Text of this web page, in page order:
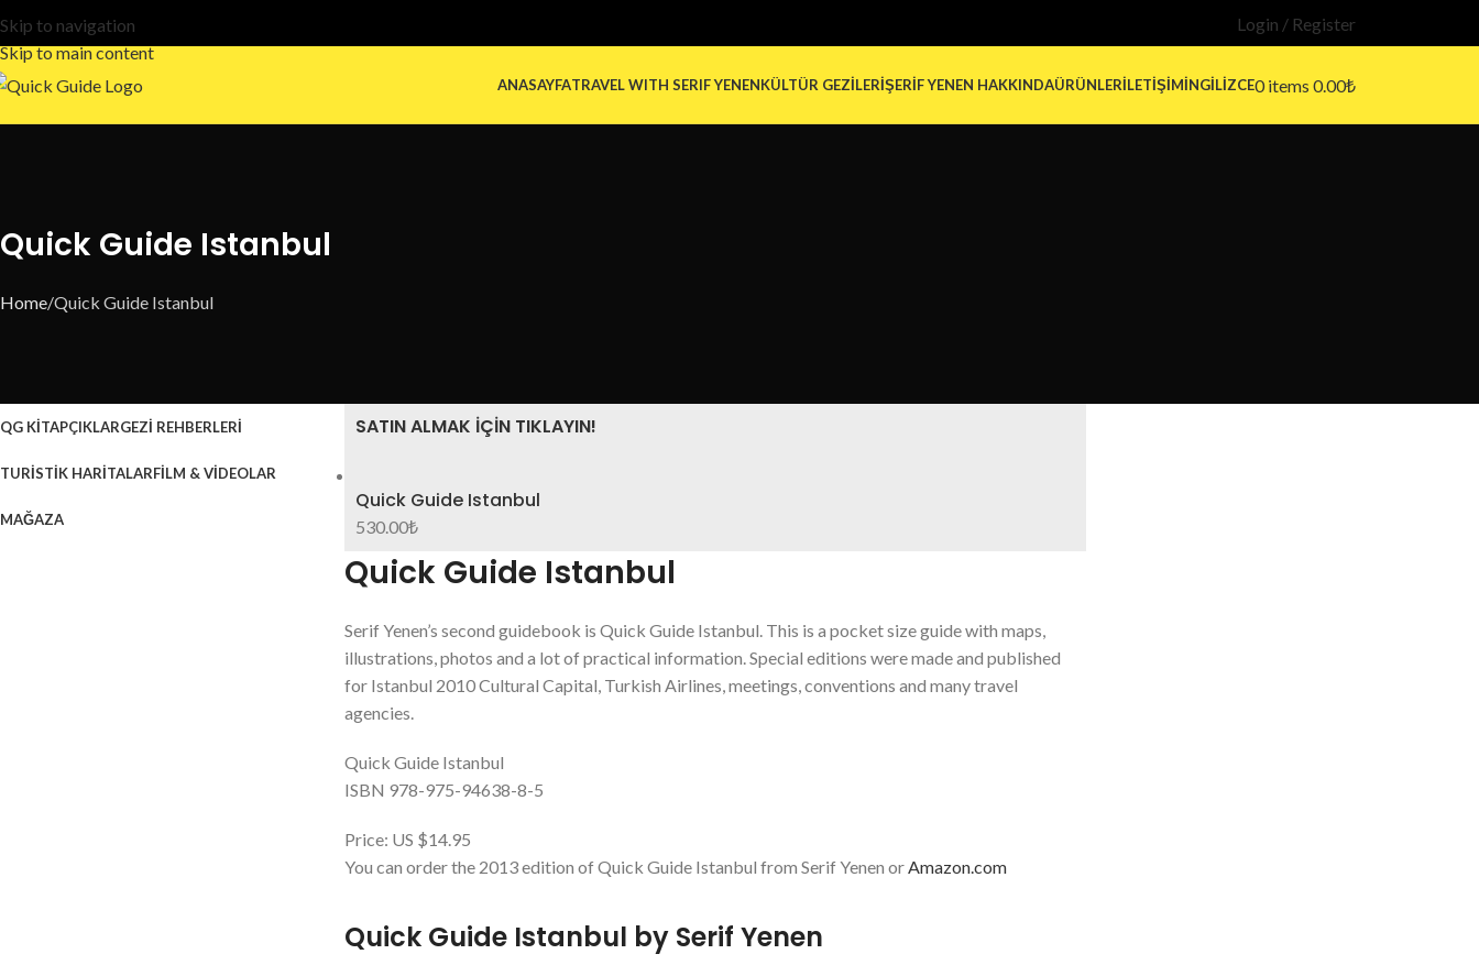
Skip to navigation
Skip to main content
Login / Register
ANASAYFATRAVEL WITH SERIF YENENKÜLTÜR GEZILERIŞERIF YENEN HAKKINDAÜRÜNLERİLETIŞIMİNGILIZCE0items 0.00₺
Quick Guide Istanbul
Home Quick Guide Istanbul
QG KİTAPÇIKLARGEZİ REHBERLERİ
TURİSTİK HARİTALARFİLM & VİDEOLAR
MAĞAZA
SATIN ALMAK IÇIN TIKLAYIN!
Quick Guide Istanbul
530.00₺
Quick Guide Istanbul
Serif Yenen’s second guidebook is Quick Guide Istanbul. This is a pocket size guide with maps,
illustrations, photos and a lot of practical information. Special editions were made and published
for Istanbul 2010 Cultural Capital, Turkish Airlines, meetings, conventions and many travel
agencies.
Quick Guide Istanbul
ISBN 978-975-94638-8-5
Price: US $14.95
You can order the 2013 edition of Quick Guide Istanbul from Serif Yenen orAmazon.com
Quick Guide Istanbul by Serif Yenen